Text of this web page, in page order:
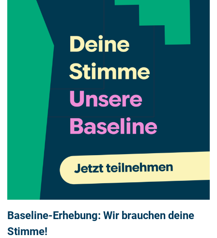
Baseline-Erhebung: Wir brauchen deine
Stimme!